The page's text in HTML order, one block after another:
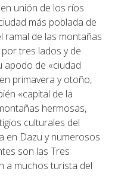
unión de los ríos
más poblada de
ramal de las montañas
tres lados y de
apodo de «ciudad
primavera y otoño,
«capital de la
hermosas,
culturales del
en Dazu y numerosos
son las Tres
a muchos turista del